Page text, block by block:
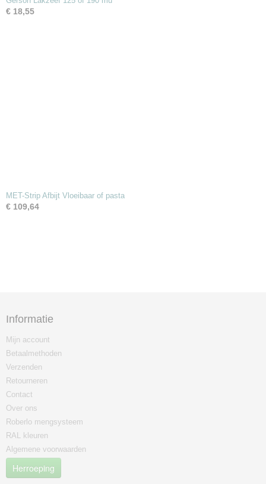
€ 18,55
MET-Strip Afbijt Vloeibaar of pasta
€ 109,64
Informatie
Mijn account
Betaalmethoden
Verzenden
Retourneren
Contact
Over ons
Roberlo mengsysteem
RAL kleuren
Algemene voorwaarden
Herroeping